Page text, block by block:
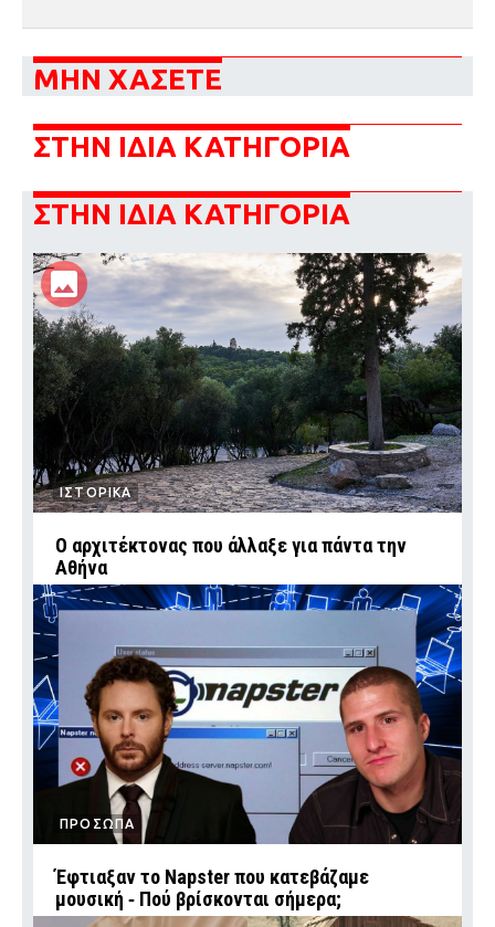
ΜΗΝ ΧΑΣΕΤΕ
ΣΤΗΝ ΙΔΙΑ ΚΑΤΗΓΟΡΙΑ
ΣΤΗΝ ΙΔΙΑ ΚΑΤΗΓΟΡΙΑ
ΙΣΤΟΡΙΚΑ
Ο αρχιτέκτονας που άλλαξε για πάντα την
Αθήνα
ΠΡΟΣΩΠΑ
Έφτιαξαν το Napster που κατεβάζαμε
μουσική ‑ Πού βρίσκονται σήμερα;